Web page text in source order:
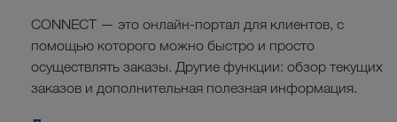
CONNECT — это онлайн-портал для клиентов, с
помощью которого можно быстро и просто
осуществлять заказы. Другие функции: обзор текущих
заказов и дополнительная полезная информация.